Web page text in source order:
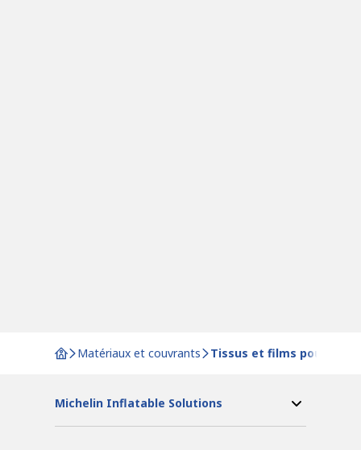
Matériaux et couvrants Tissus et films pour
Michelin Inflatable Solutions